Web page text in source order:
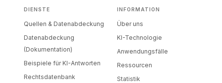
DIENSTE
Quellen & Datenabdeckung
Datenabdeckung
(Dokumentation)
Beispiele für KI-Antworten
Rechtsdatenbank
INFORMATION
Über uns
KI-Technologie
Anwendungsfälle
Ressourcen
Statistik